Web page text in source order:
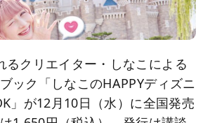
るクリエイター・しなこによる
ック「しなこのHAPPYディズニ
」が12月10日（水）に全国発売